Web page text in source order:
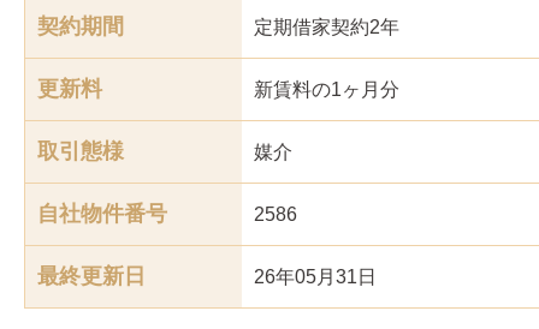
契約期間 定期借家契約2年
更新料 新賃料の1ヶ月分
取引態様 媒介
自社物件番号 2586
最終更新日 26年05月31日